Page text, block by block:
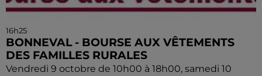
16h25
BONNEVAL - BOURSE AUX VÊTEMENTS
DES FAMILLES RURALES
Vendredi 9 octobre de 10h00 à 18h00, samedi 10